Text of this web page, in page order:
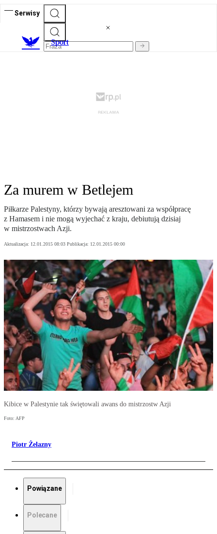
Serwisy
Sport
Za murem w Betlejem
Piłkarze Palestyny, którzy bywają aresztowani za współpracę
z Hamasem i nie mogą wyjechać z kraju, debiutują dzisiaj
w mistrzostwach Azji.
Aktualizacja: 12.01.2015 08:03 Publikacja: 12.01.2015 00:00
Kibice w Palestynie tak świętowali awans do mistrzostw Azji
Foto: AFP
Piotr Żelazny
Powiązane
Polecane